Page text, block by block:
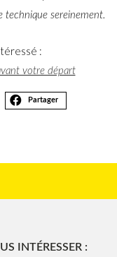
technique sereinement.
:
votre départ
Partager
INTÉRESSER :